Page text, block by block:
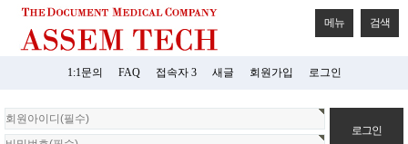
메뉴 검색
1:1문의 FAQ 접속자 3 새글 회원가입 로그인
회
원